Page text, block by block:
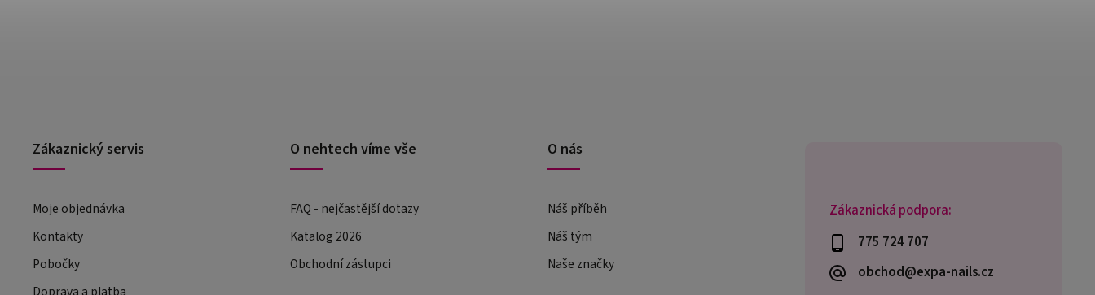
Zákaznická podpora:
775 724 707
obchod@expa-nails.cz
Zákaznický servis
Moje objednávka
Kontakty
Pobočky
O nehtech víme vše
FAQ - nejčastější dotazy
Katalog 2026
Obchodní zástupci
O nás
Náš příběh
Náš tým
Naše značky